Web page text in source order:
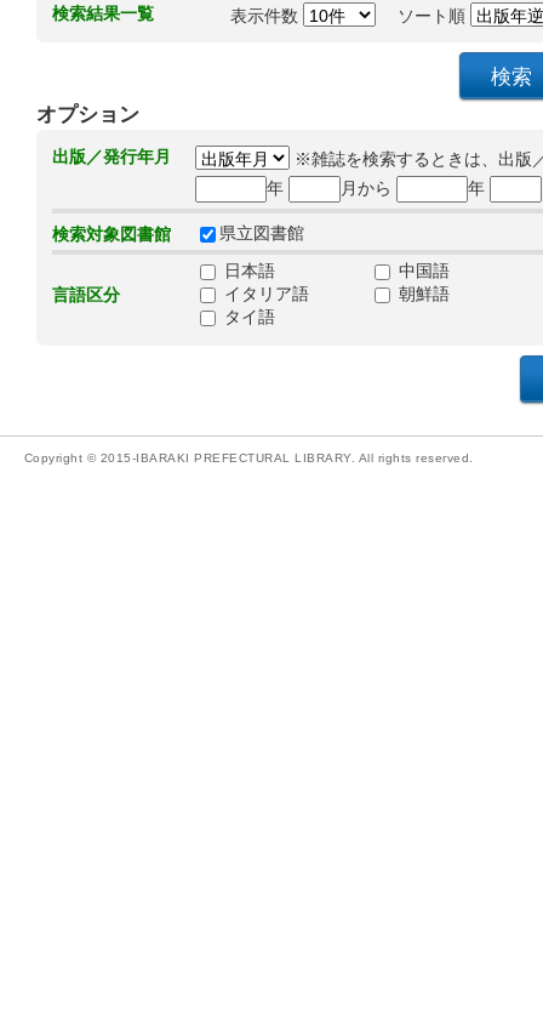
検索結果一覧 表示件数 ソート順
オプション
出版／発行年月
※雑誌を検索するときは、出版
年
月から 年
検索対象図書館 県立図書館
言語区分
日本語
中国語
イタリア語
朝鮮語
タイ語
Copyright © 2015-IBARAKI PREFECTURAL LIBRARY. All rights reserved.